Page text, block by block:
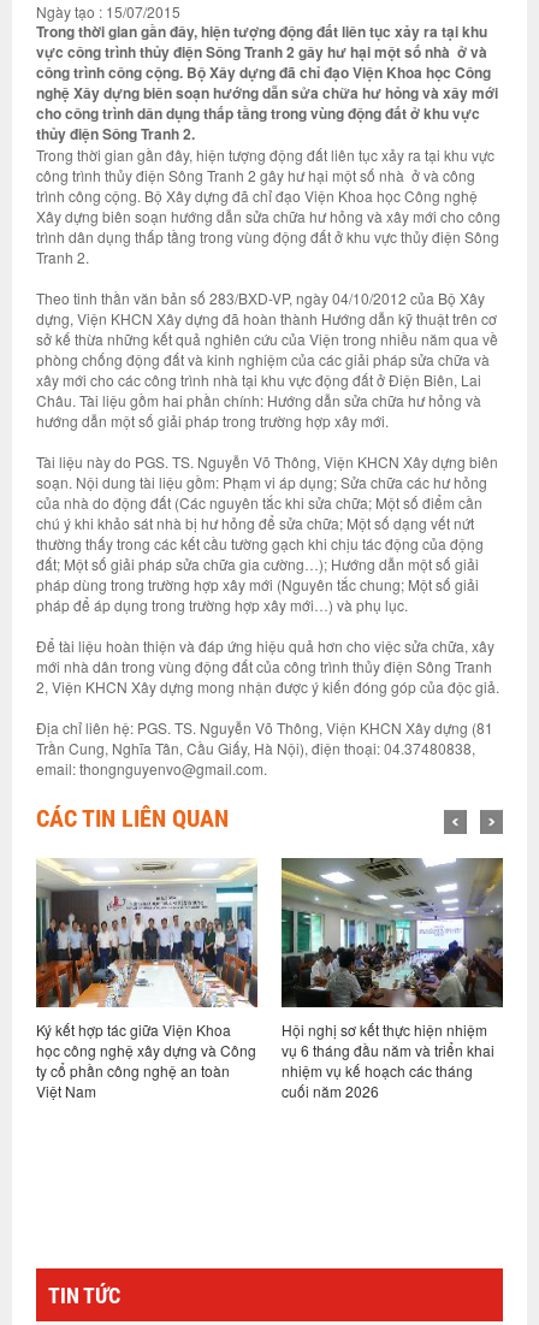
Ngày tạo : 15/07/2015
Trong thời gian gần đây, hiện tượng động đất liên tục xảy ra tại khu
vực công trình thủy điện Sông Tranh 2 gây hư hại một số nhà ở và
công trình công cộng. Bộ Xây dựng đã chỉ đạo Viện Khoa học Công
nghệ Xây dựng biên soạn hướng dẫn sửa chữa hư hỏng và xây mới
cho công trình dân dụng thấp tầng trong vùng động đất ở khu vực
thủy điện Sông Tranh 2.
Trong thời gian gần đây, hiện tượng động đất liên tục xảy ra tại khu vực
công trình thủy điện Sông Tranh 2 gây hư hại một số nhà ở và công
trình công cộng. Bộ Xây dựng đã chỉ đạo Viện Khoa học Công nghệ
Xây dựng biên soạn hướng dẫn sửa chữa hư hỏng và xây mới cho công
trình dân dụng thấp tầng trong vùng động đất ở khu vực thủy điện Sông
Tranh 2.
Theo tinh thần văn bản số 283/BXD-VP, ngày 04/10/2012 của Bộ Xây
dựng, Viện KHCN Xây dựng đã hoàn thành Hướng dẫn kỹ thuật trên cơ
sở kế thừa những kết quả nghiên cứu của Viện trong nhiều năm qua về
phòng chống động đất và kinh nghiệm của các giải pháp sửa chữa và
xây mới cho các công trình nhà tại khu vực động đất ở Điện Biên, Lai
Châu. Tài liệu gồm hai phần chính: Hướng dẫn sửa chữa hư hỏng và
hướng dẫn một số giải pháp trong trường hợp xây mới.
Tài liệu này do PGS. TS. Nguyễn Võ Thông, Viện KHCN Xây dựng biên
soạn. Nội dung tài liệu gồm: Phạm vi áp dụng; Sửa chữa các hư hỏng
của nhà do động đất (Các nguyên tắc khi sửa chữa; Một số điểm cần
chú ý khi khảo sát nhà bị hư hỏng để sửa chữa; Một số dạng vết nứt
thường thấy trong các kết cầu tường gạch khi chịu tác động của động
đất; Một số giải pháp sửa chữa gia cường…); Hướng dẫn một số giải
pháp dùng trong trường hợp xây mới (Nguyên tắc chung; Một số giải
pháp để áp dụng trong trường hợp xây mới…) và phụ lục.
Để tài liệu hoàn thiện và đáp ứng hiệu quả hơn cho việc sửa chữa, xây
mới nhà dân trong vùng động đất của công trình thủy điện Sông Tranh
2, Viện KHCN Xây dựng mong nhận được ý kiến đóng góp của độc giả.
Địa chỉ liên hệ: PGS. TS. Nguyễn Võ Thông, Viện KHCN Xây dựng (81
Trần Cung, Nghĩa Tân, Cầu Giấy, Hà Nội), điện thoại: 04.37480838,
email: thongnguyenvo@gmail.com.
CÁC TIN LIÊN QUAN
Ký kết hợp tác giữa Viện Khoa
học công nghệ xây dựng và Công
ty cổ phần công nghệ an toàn
Việt Nam
Hội nghị sơ kết thực hiện nhiệm
vụ 6 tháng đầu năm và triển khai
nhiệm vụ kế hoạch các tháng
cuối năm 2026
TIN TỨC